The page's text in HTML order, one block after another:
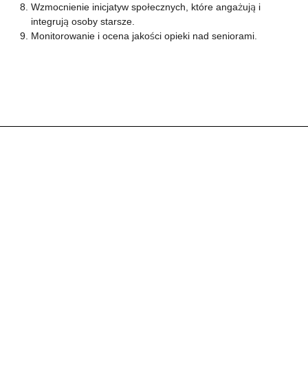
Wzmocnienie inicjatyw społecznych, które angażują i
integrują osoby starsze.
Monitorowanie i ocena jakości opieki nad seniorami.